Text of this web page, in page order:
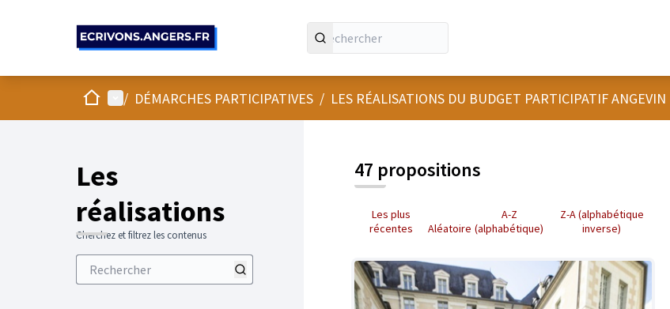
AccueilMenu principal
/ DÉMARCHES PARTICIPATIVES / LES RÉALISATIONS DU BUDGET PARTICIPATIF ANGEVIN
Les
réalisations
Cherchez et filtrez les contenus
47 propositions
Les plus
récentes
Aléatoire
A-Z
(alphabétique)
Z-A (alphabétique
inverse)